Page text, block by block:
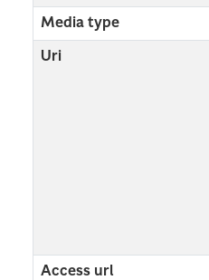
Media type
Uri
Access url